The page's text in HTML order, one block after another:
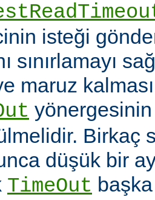
isteği
sınırlamayı
maruz
Birkaç
düşük bir
TimeOut